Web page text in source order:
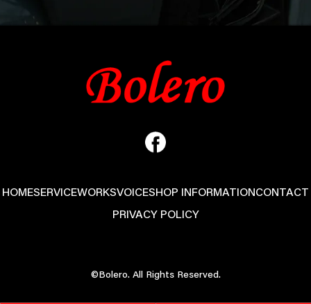
HOMESERVICEWORKSVOICESHOP INFORMATIONCONTACT
PRIVACY POLICY
©Bolero. All Rights Reserved.